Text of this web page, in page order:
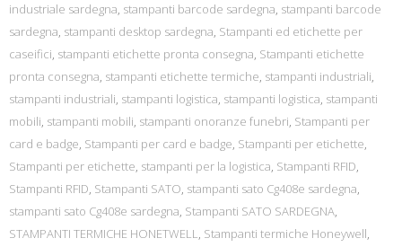
industriale sardegna, stampanti barcode sardegna, stampanti barcode
sardegna, stampanti desktop sardegna, Stampanti ed etichette per
caseifici, stampanti etichette pronta consegna, Stampanti etichette
pronta consegna, stampanti etichette termiche, stampanti industriali,
stampanti industriali, stampanti logistica, stampanti logistica, stampanti
mobili, stampanti mobili, stampanti onoranze funebri, Stampanti per
card e badge, Stampanti per card e badge, Stampanti per etichette,
Stampanti per etichette, stampanti per la logistica, Stampanti RFID,
Stampanti RFID, Stampanti SATO, stampanti sato Cg408e sardegna,
stampanti sato Cg408e sardegna, Stampanti SATO SARDEGNA,
STAMPANTI TERMICHE HONETWELL, Stampanti termiche Honeywell,